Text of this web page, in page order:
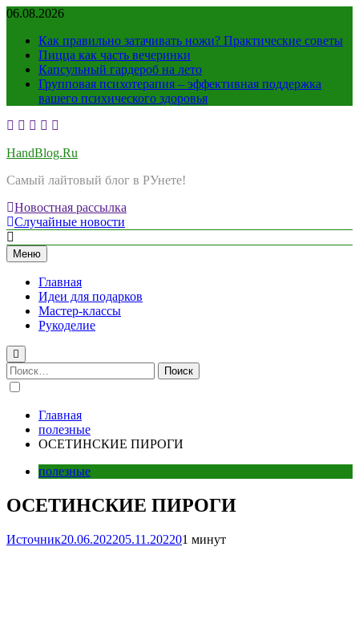
Перейти
содержимому
06.08.2026
Как правильно затачивать ножи? Практические советы
Пицца как часть вечеринки
Капсульный гардероб на лето
Групповая психотерапия – эффективная поддержка
вашего психического здоровья
HandBlog.Ru
Самый лайтовый блог в РУнете!
Новостная рассылка
Случайные новости
Меню
Главная
Идеи для подарков
Мастер-классы
Рукоделие
Найти:
Главная
полезные
ОСЕТИНСКИЕ ПИРОГИ
полезные
ОСЕТИНСКИЕ ПИРОГИ
Источник20.06.202205.11.202201 минут